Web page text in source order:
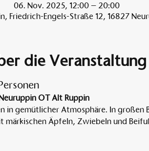
06. Nov. 2025, 12:00 – 20:00
Friedrich-Engels-Straße 12, 16827
die Veranstaltung
OT Alt Ruppin
in gemütlicher Atmosphäre. In großen
Äpfeln, Zwiebeln und